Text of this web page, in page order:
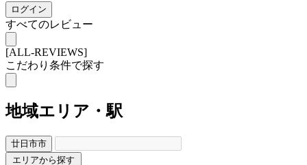
ログイン
すべてのレビュー
[ALL-REVIEWS]
こだわり条件で探す
地域エリア・駅
廿日市市
エリアから探す